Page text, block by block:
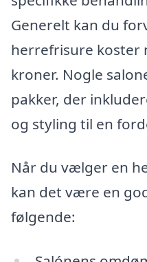
Generelt kan du
herrefrisure koster
kroner. Nogle
pakker, der
og styling til en
Når du vælger en
kan det være en
følgende: